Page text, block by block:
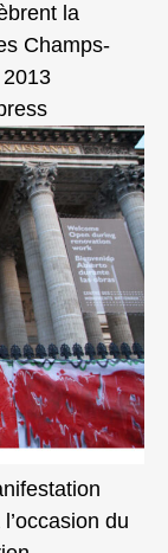
la
Champs-
du